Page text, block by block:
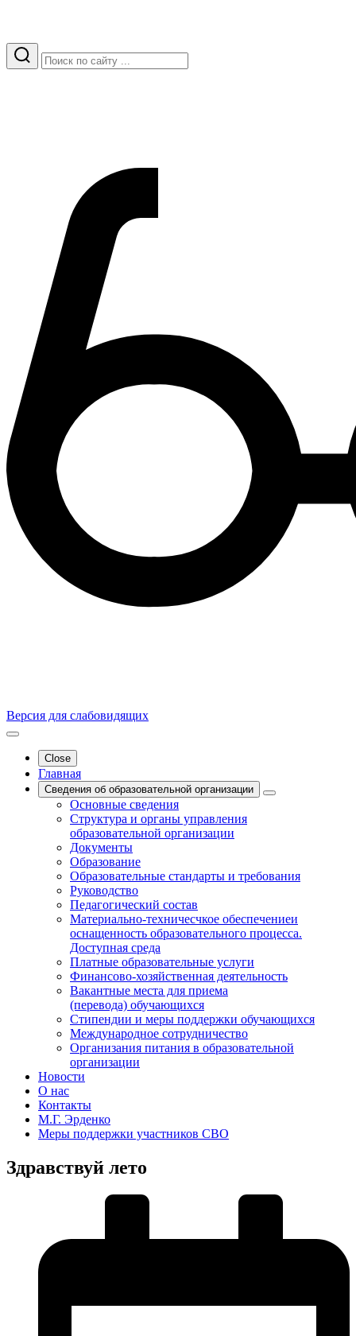
Версия для слабовидящих
Close
Главная
Сведения об образовательной организации
Основные сведения
Структура и органы управления
образовательной организации
Документы
Образование
Образовательные стандарты и требования
Руководство
Педагогический состав
Материально-техничесчкое обеспечениеи
оснащенность образовательного процесса.
Доступная среда
Платные образовательные услуги
Финансово-хозяйственная деятельность
Вакантные места для приема
(перевода) обучающихся
Стипендии и меры поддержки обучающихся
Международное сотрудничество
Организания питания в образовательной
организации
Новости
О нас
Контакты
М.Г. Эрденко
Меры поддержки участников СВО
Здравствуй лето